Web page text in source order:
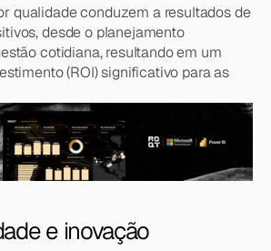
qualidade conduzem a resultados de
desde o planejamento
cotidiana, resultando em um
(ROI) significativo para as
e inovação